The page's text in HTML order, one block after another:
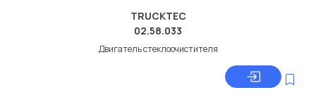
TRUCKTEC
02.58.033
Двигатель стеклоочистителя